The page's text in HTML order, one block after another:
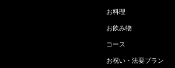
お料理
お飲み物
コース
お祝い・法要プラン